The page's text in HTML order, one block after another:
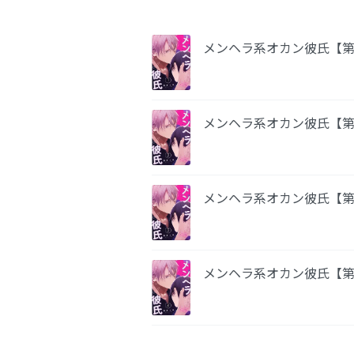
メンヘラ系オカン彼氏【第
メンヘラ系オカン彼氏【第
メンヘラ系オカン彼氏【第
メンヘラ系オカン彼氏【第